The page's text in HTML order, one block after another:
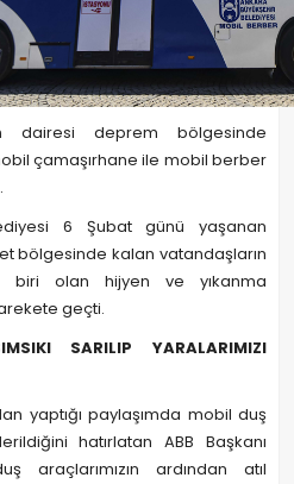
deprem bölgesinde
çamaşırhane ile mobil berber
6 Şubat günü yaşanan
bölgesinde kalan vatandaşların
biri olan hijyen ve yıkanma
geçti.
SARILIP YARALARIMIZI
yaptığı paylaşımda mobil duş
hatırlatan ABB Başkanı
araçlarımızın ardından atıl